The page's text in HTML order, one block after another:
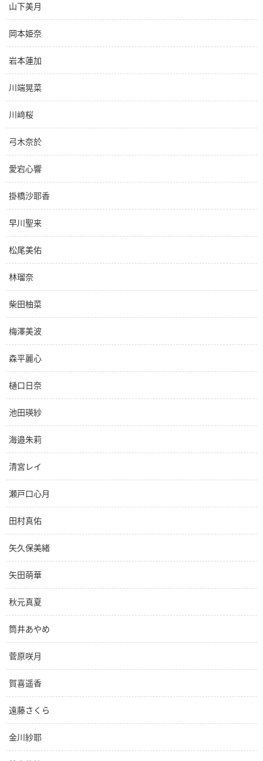
山下美月
岡本姫奈
岩本蓮加
川端晃菜
川﨑桜
弓木奈於
愛宕心響
掛橋沙耶香
早川聖来
松尾美佑
林瑠奈
柴田柚菜
梅澤美波
森平麗心
樋口日奈
池田瑛紗
海邉朱莉
清宮レイ
瀬戸口心月
田村真佑
矢久保美緒
矢田萌華
秋元真夏
筒井あやめ
菅原咲月
賀喜遥香
遠藤さくら
金川紗耶